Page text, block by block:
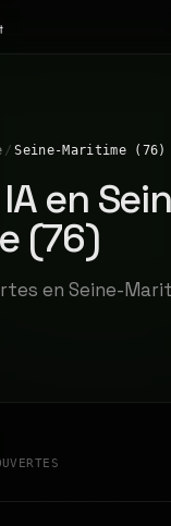
/ Seine-Maritime (76)
en
(76)
en Seine-